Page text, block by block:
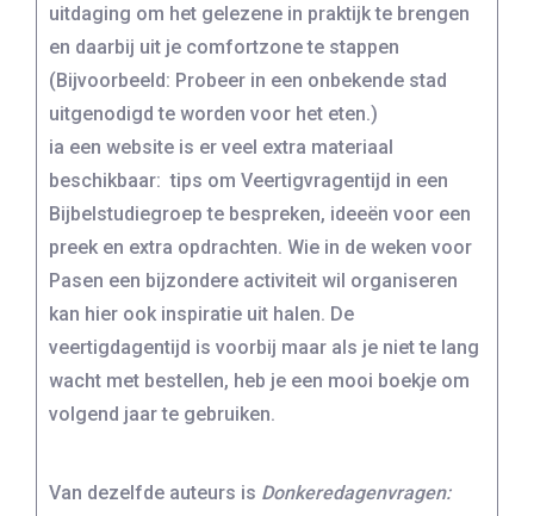
uitdaging om het gelezene in praktijk te brengen
en daarbij uit je comfortzone te stappen
(Bijvoorbeeld: Probeer in een onbekende stad
uitgenodigd te worden voor het eten.)
ia een website is er veel extra materiaal
beschikbaar: tips om Veertigvragentijd in een
Bijbelstudiegroep te bespreken, ideeën voor een
preek en extra opdrachten. Wie in de weken voor
Pasen een bijzondere activiteit wil organiseren
kan hier ook inspiratie uit halen. De
veertigdagentijd is voorbij maar als je niet te lang
wacht met bestellen, heb je een mooi boekje om
volgend jaar te gebruiken.
Van dezelfde auteurs is Donkeredagenvragen: